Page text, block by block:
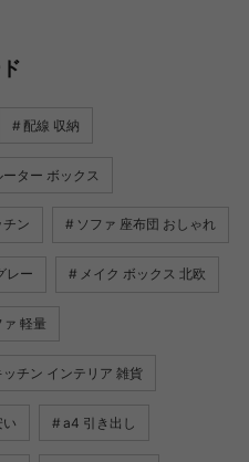
配線 収納
ーター ボックス
ン ソファ 座布団 おしゃれ
レー メイク ボックス 北欧
ァ 軽量
ッチン インテリア 雑貨
い a4 引き出し